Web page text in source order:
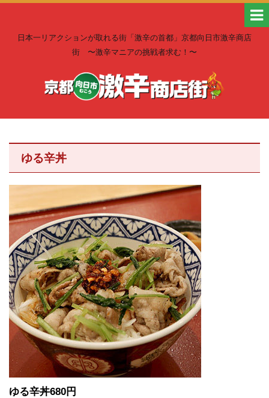
日本一リアクションが取れる街「激辛の首都」京都向日市激辛商店
街 〜激辛マニアの挑戦者求む！〜
ゆる辛丼
ゆる辛丼680円